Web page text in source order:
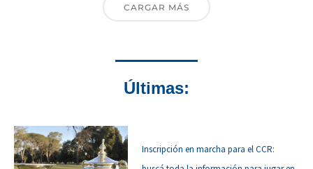
CARGAR MÁS
Últimas:
Inscripción en marcha para el CCR: